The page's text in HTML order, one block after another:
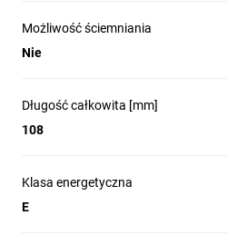
Zakres językowy opakowania: de,
Możliwość ściemniania
Nie
Długość całkowita [mm]
108
Klasa energetyczna
E